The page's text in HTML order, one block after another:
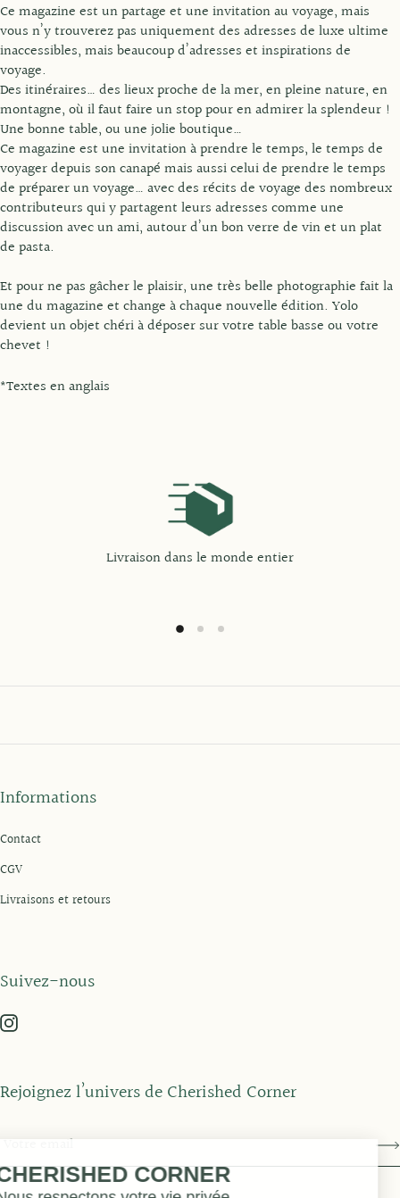
Ce magazine est un partage et une invitation au voyage, mais
vous n’y trouverez pas uniquement des adresses de luxe ultime
inaccessibles, mais beaucoup d’adresses et inspirations de
voyage.
Des itinéraires… des lieux proche de la mer, en pleine nature, en
montagne, où il faut faire un stop pour en admirer la splendeur !
Une bonne table, ou une jolie boutique…
Ce magazine est une invitation à prendre le temps, le temps de
voyager depuis son canapé mais aussi celui de prendre le temps
de préparer un voyage… avec des récits de voyage des nombreux
contributeurs qui y partagent leurs adresses comme une
discussion avec un ami, autour d’un bon verre de vin et un plat
de pasta.
Et pour ne pas gâcher le plaisir, une très belle photographie fait la
une du magazine et change à chaque nouvelle édition. Yolo
devient un objet chéri à déposer sur votre table basse ou votre
chevet !
*Textes en anglais
Livraison dans le monde entier
Informations
Contact
CGV
Livraisons et retours
Suivez-nous
Rejoignez l’univers de Cherished Corner
CHERISHED CORNER